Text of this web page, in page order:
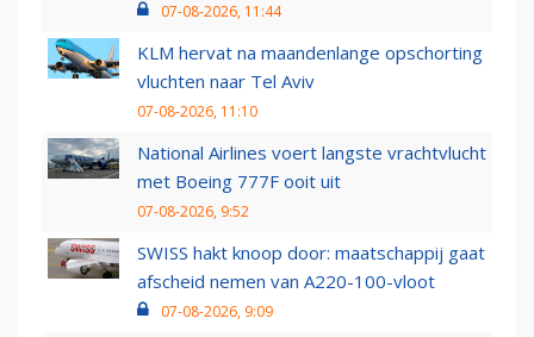
07-08-2026, 11:44
KLM hervat na maandenlange opschorting
vluchten naar Tel Aviv
07-08-2026, 11:10
National Airlines voert langste vrachtvlucht
met Boeing 777F ooit uit
07-08-2026, 9:52
SWISS hakt knoop door: maatschappij gaat
afscheid nemen van A220-100-vloot
07-08-2026, 9:09